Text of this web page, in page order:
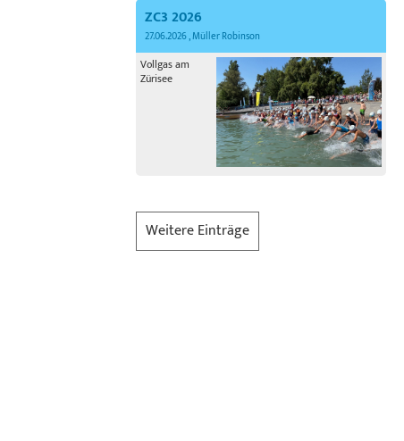
ZC3 2026
27.06.2026, Müller Robinson
Vollgas am
Zürisee
Weitere Einträge